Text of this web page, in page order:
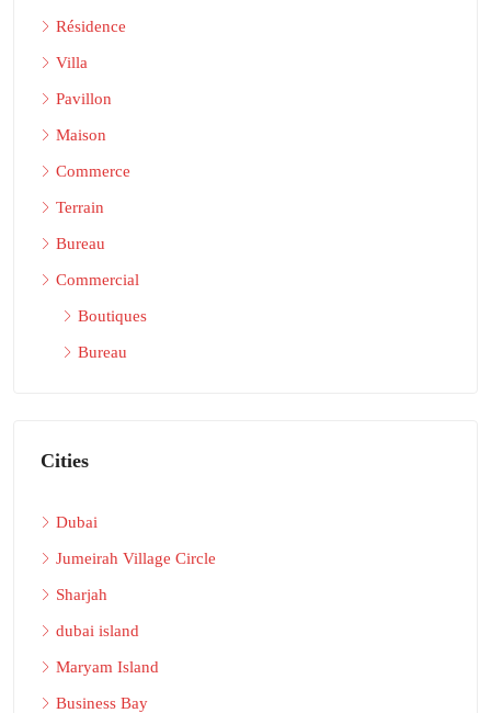
Résidence
Villa
Pavillon
Maison
Commerce
Terrain
Bureau
Commercial
Boutiques
Bureau
Cities
Dubai
Jumeirah Village Circle
Sharjah
dubai island
Maryam Island
Business Bay